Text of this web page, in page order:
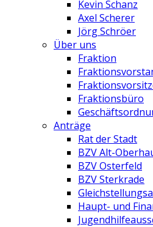
Kevin Schanz
Axel Scherer
Jörg Schröer
Über uns
Fraktion
Fraktionsbüro
Anträge
Rat der Stadt
BZV Alt-
BZV Osterfeld
BZV Sterkrade
Haupt- und